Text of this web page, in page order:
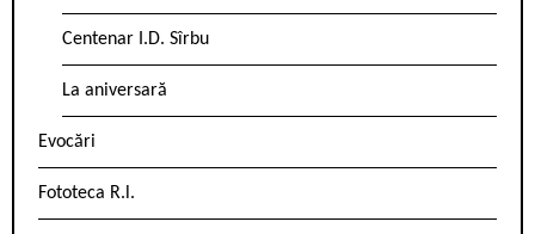
Centenar I.D. Sîrbu
La aniversară
Evocări
Fototeca R.l.